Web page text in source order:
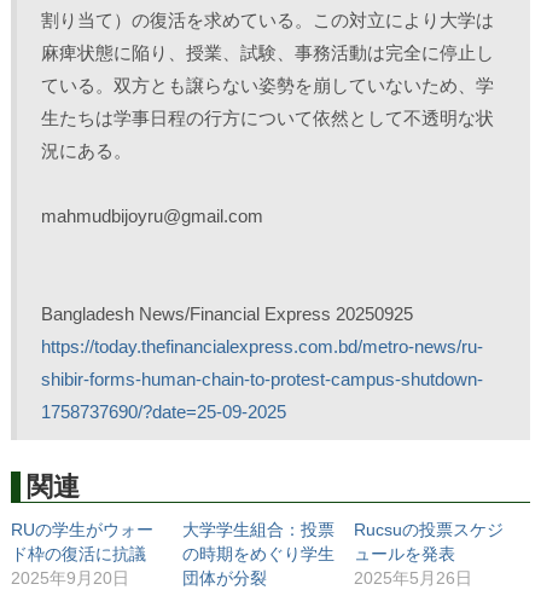
割り当て）の復活を求めている。この対立により大学は
麻痺状態に陥り、授業、試験、事務活動は完全に停止し
ている。双方とも譲らない姿勢を崩していないため、学
生たちは学事日程の行方について依然として不透明な状
況にある。
mahmudbijoyru@gmail.com
Bangladesh News/Financial Express 20250925
https://today.thefinancialexpress.com.bd/metro-news/ru-
shibir-forms-human-chain-to-protest-campus-shutdown-
1758737690/?date=25-09-2025
関連
RUの学生がウォー
ド枠の復活に抗議
2025年9月20日
大学学生組合：投票
の時期をめぐり学生
団体が分裂
Rucsuの投票スケジ
ュールを発表
2025年5月26日